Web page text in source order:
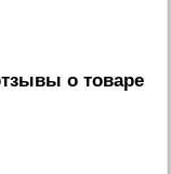
о товаре